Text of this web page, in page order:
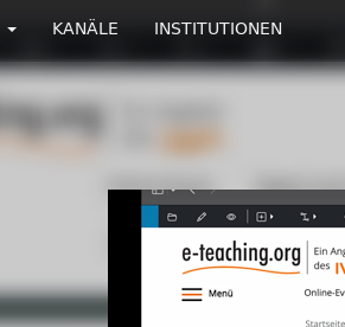
KANÄLE INSTITUTIONEN